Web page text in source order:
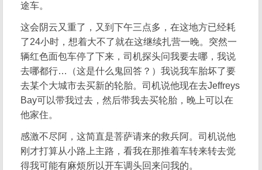
途车。
这会阴云又重了，又到下午三点多，在这地方已经耗
了24小时，想着大不了就在这继续扎营一晚。突然一
辆红色面包车停了下来，司机探头问我要去哪，我说
去哪都行…（这是什么鬼回答？）我说我车胎坏了要
去某个大城市去买新的轮胎。司机说他现在去Jeffreys
Bay可以带我过去，然后带我去买轮胎，晚上可以在
他家住。
感激不尽阿，这简直是菩萨请来的救兵阿。司机说他
刚才打算从小路上主路，看我在那推着车转来转去觉
得我可能有麻烦所以开车调头回来问我的。